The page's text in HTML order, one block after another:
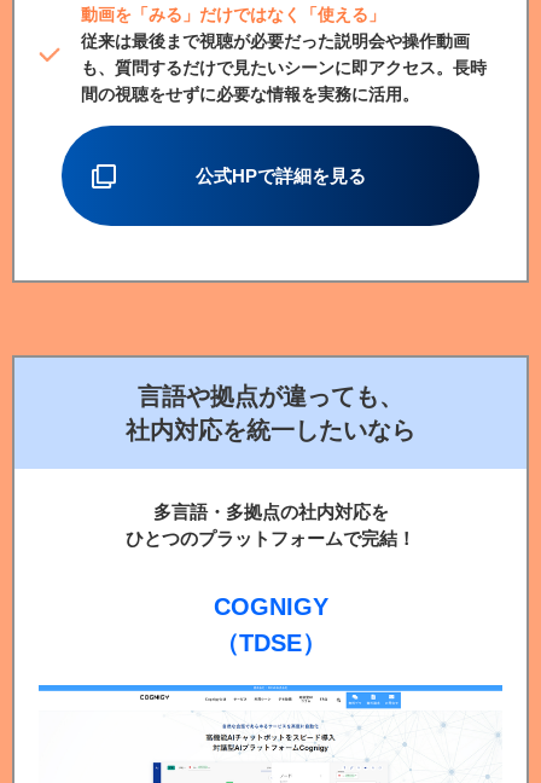
動画を「みる」だけではなく「使える」
従来は最後まで視聴が必要だった説明会や操作動画
も、質問するだけで見たいシーンに即アクセス。長時
間の視聴をせずに必要な情報を実務に活用。
公式HPで詳細を見る
言語や拠点が違っても、
社内対応を統一したいなら
多言語・多拠点の社内対応を
ひとつのプラットフォームで完結！
COGNIGY
（TDSE）